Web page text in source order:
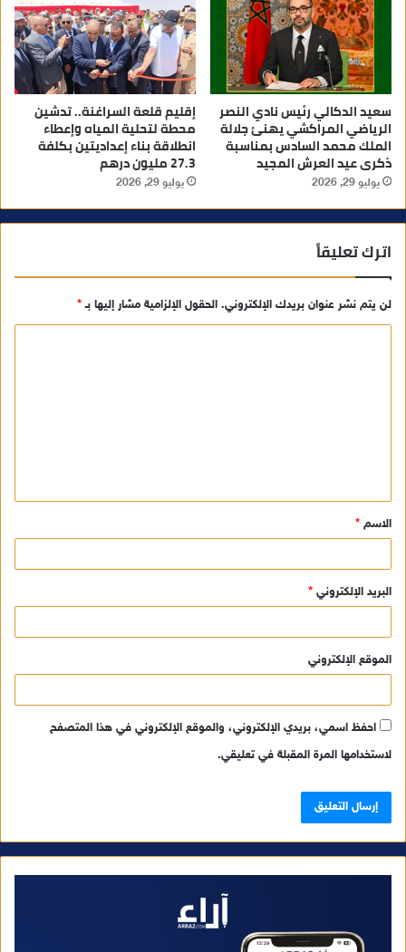
سعيد الدكالي رئيس نادي النصر
الرياضي المراكشي يهنئ جلالة
الملك محمد السادس بمناسبة
ذكرى عيد العرش المجيد
يوليو 29, 2026
إقليم قلعة السراغنة.. تدشين
محطة لتحلية المياه وإعطاء
انطلاقة بناء إعداديتين بكلفة
27.3 مليون درهم
يوليو 29, 2026
اترك تعليقاً
لن يتم نشر عنوان بريدك الإلكتروني. الحقول الإلزامية مشار إليها بـ*
ق
*
الاسم *
البريد الإلكتروني *
الموقع الإلكتروني
احفظ اسمي، بريدي الإلكتروني، والموقع الإلكتروني في هذا المتصفح
لاستخدامها المرة المقبلة في تعليقي.